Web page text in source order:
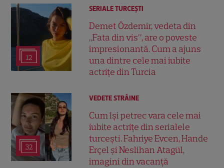
12
SERIALE TURCEŞTI
Demet Özdemir, vedeta din
„Fata din vis”, are o poveste
impresionantă. Cum a ajuns
una dintre cele mai iubite
actrițe din Turcia
32
VEDETE STRĂINE
Cum își petrec vara cele mai
iubite actrițe din serialele
turcești. Fahriye Evcen, Hande
Erçel și Neslihan Atagül,
imagini din vacanță